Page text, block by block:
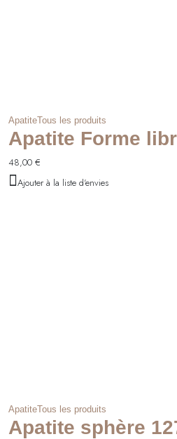
ApatiteTous les produits
Apatite Forme
48,00 €
Ajouter à la liste d'envies
ApatiteTous les produits
Apatite sphère